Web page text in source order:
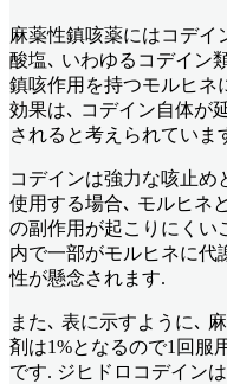
麻薬性鎮咳薬にはコデイ
酸塩､ いわゆるコデイン
鎮咳作用を持つモルヒネ
効果は､ コデイン自体が
されると考えられていま
コデインは強力な咳止め
使用する場合､ モルヒネ
の副作用が起こりにくい
内で一部がモルヒネに代
性が懸念されます.
また､ 表に示すように､
剤は1%となるので1回服
です. ジヒドロコデイン